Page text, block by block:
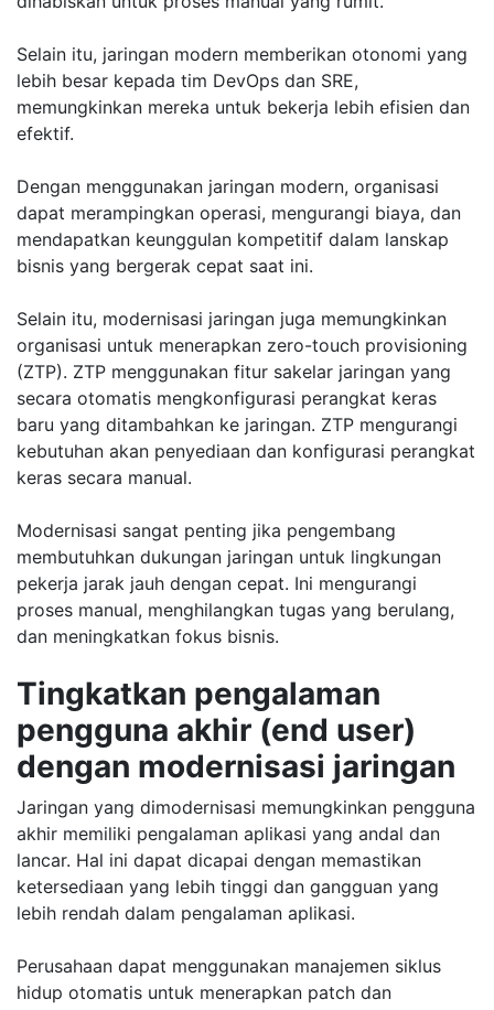
Selain itu, jaringan modern memberikan otonomi yang
lebih besar kepada tim DevOps dan SRE,
memungkinkan mereka untuk bekerja lebih efisien dan
efektif.
Dengan menggunakan jaringan modern, organisasi
dapat merampingkan operasi, mengurangi biaya, dan
mendapatkan keunggulan kompetitif dalam lanskap
bisnis yang bergerak cepat saat ini.
Selain itu, modernisasi jaringan juga memungkinkan
organisasi untuk menerapkan zero-touch provisioning
(ZTP). ZTP menggunakan fitur sakelar jaringan yang
secara otomatis mengkonfigurasi perangkat keras
baru yang ditambahkan ke jaringan. ZTP mengurangi
kebutuhan akan penyediaan dan konfigurasi perangkat
keras secara manual.
Modernisasi sangat penting jika pengembang
membutuhkan dukungan jaringan untuk lingkungan
pekerja jarak jauh dengan cepat. Ini mengurangi
proses manual, menghilangkan tugas yang berulang,
dan meningkatkan fokus bisnis.
Tingkatkan pengalaman
pengguna akhir (end user)
dengan modernisasi jaringan
Jaringan yang dimodernisasi memungkinkan pengguna
akhir memiliki pengalaman aplikasi yang andal dan
lancar. Hal ini dapat dicapai dengan memastikan
ketersediaan yang lebih tinggi dan gangguan yang
lebih rendah dalam pengalaman aplikasi.
Perusahaan dapat menggunakan manajemen siklus
hidup otomatis untuk menerapkan patch dan